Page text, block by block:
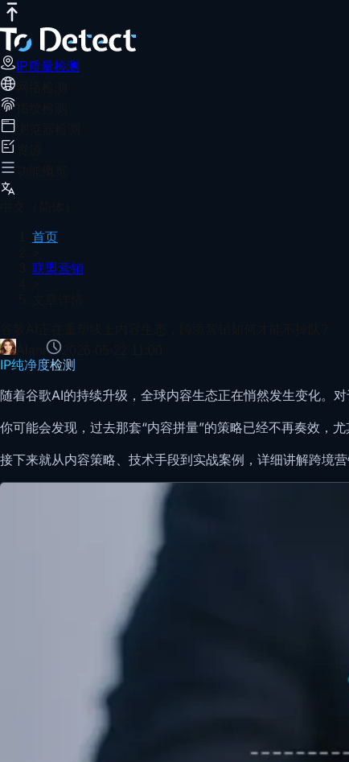
IP质量检测
谷歌AI正在重塑线上内容生态，跨境营销
跨境营销借助 ToDetect 精准识别异常流量，提高广告ROI，
首页
推荐阅读
IP质量检测
首页
联盟营销
IP纯净度检测
随着谷歌AI的持续升级，全球内容生态正在悄然发生变化。
你可能会发现，过去那套“内容拼量”的策略已经不再奏效，
接下来就从内容策略、技术手段到实战案例，详细讲解跨境